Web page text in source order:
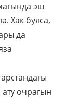
эш
Хак булса,
да
очрагын